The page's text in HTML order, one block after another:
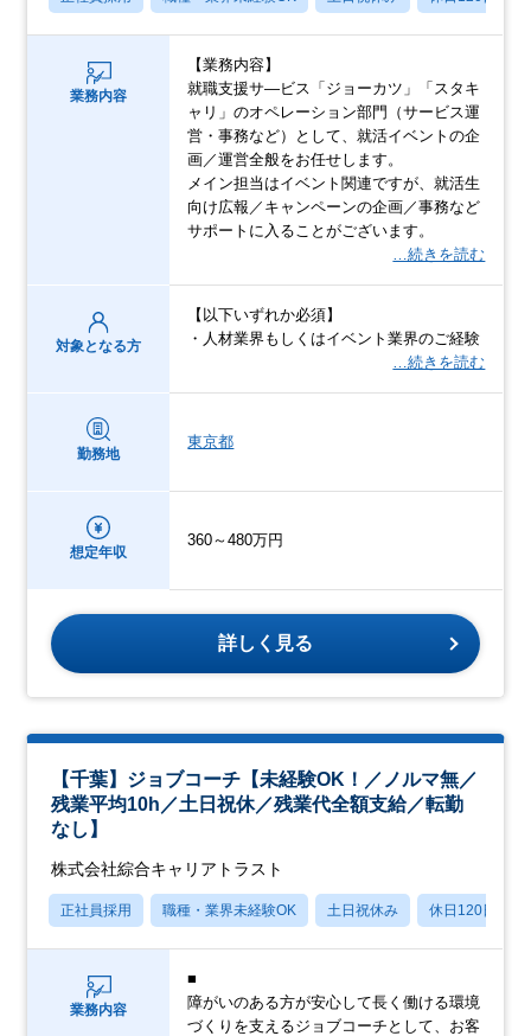
業務内容
【業務内容】
就職支援サ―ビス「ジョーカツ」「スタキ
ャリ」のオペレーション部門（サービス運
営・事務など）として、就活イベントの企
画／運営全般をお任せします。
メイン担当はイベント関連ですが、就活生
向け広報／キャンペーンの企画／事務など
サポートに入ることがございます。
…続きを読む
対象となる方
【以下いずれか必須】
・人材業界もしくはイベント業界のご経験
…続きを読む
勤務地
東京都
想定年収
360～480万円
詳しく見る
【千葉】ジョブコーチ【未経験OK！／ノルマ無／
残業平均10h／土日祝休／残業代全額支給／転勤
なし】
株式会社綜合キャリアトラスト
正社員採用 職種・業界未経験OK 土日祝休み 休日120日以上
業務内容
■
障がいのある方が安心して長く働ける環境
づくりを支えるジョブコーチとして、お客